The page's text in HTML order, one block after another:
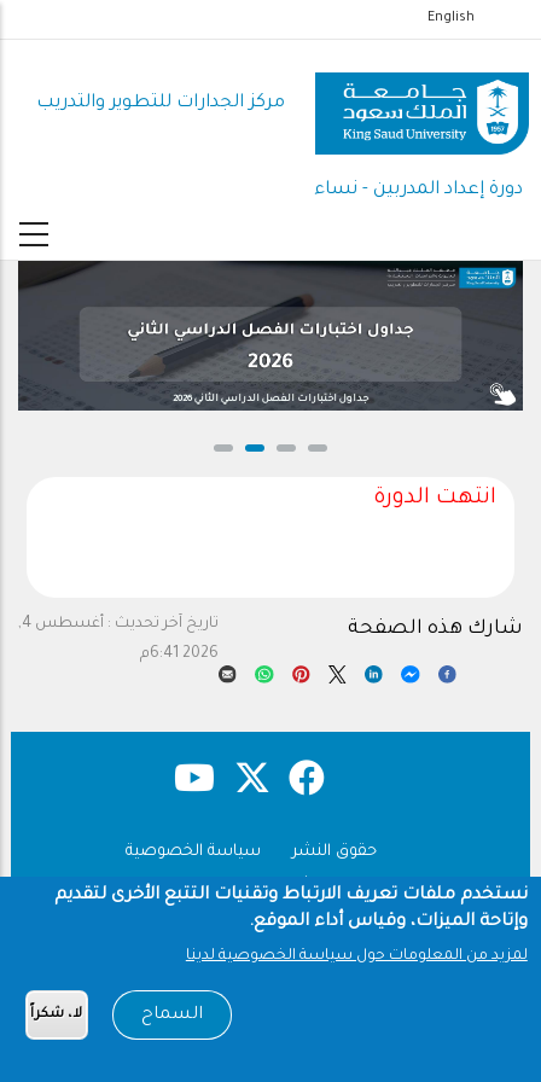
إلى
المحتوى
الرئيسي
English
مركز الجدارات للتطوير والتدريب
دورة إعداد المدربين - نساء
جداول اختبارات الفصل الدراسي الثاني 2026
انتهت الدورة
تاريخ آخر تحديث :
أغسطس 4,
2026 6:41م
شارك هذه الصفحة
حقوق النشر
سياسة الخصوصية
شروط الاستخدام
Copyright © 1960-2026 جامعة الملك سعود
نستخدم ملفات تعريف الارتباط وتقنيات التتبع الأخرى لتقديم
وإتاحة الميزات، وقياس أداء الموقع.
لمزيد من المعلومات حول سياسة الخصوصية لدينا
السماح لا، شكراً